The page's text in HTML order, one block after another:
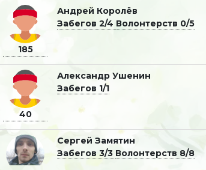
185
Андрей Королёв
Забегов 2/4 Волонтерств 0/5
40
Александр Ушенин
Забегов 1/1
Сергей Замятин
Забегов 3/3 Волонтерств 8/8